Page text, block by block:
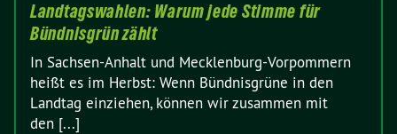
Landtagswahlen: Warum jede Stimme für
Bündnisgrün zählt
In Sachsen-Anhalt und Mecklenburg-Vorpommern
heißt es im Herbst: Wenn Bündnisgrüne in den
Landtag einziehen, können wir zusammen mit
den [...]